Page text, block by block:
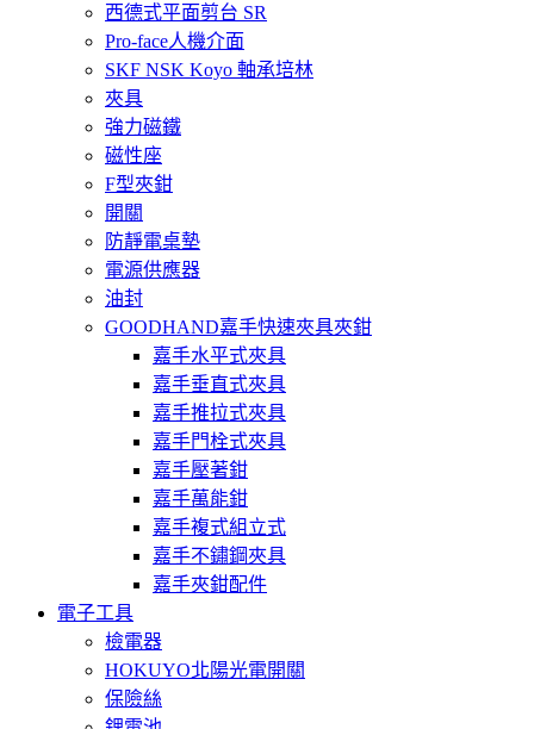
西德式平面剪台 SR
Pro-face人機介面
SKF NSK Koyo 軸承培林
夾具
強力磁鐵
磁性座
F型夾鉗
開關
防靜電桌墊
電源供應器
油封
GOODHAND嘉手快速夾具夾鉗
嘉手水平式夾具
嘉手垂直式夾具
嘉手推拉式夾具
嘉手門栓式夾具
嘉手壓著鉗
嘉手萬能鉗
嘉手複式組立式
嘉手不鏽鋼夾具
嘉手夾鉗配件
電子工具
檢電器
HOKUYO北陽光電開關
保險絲